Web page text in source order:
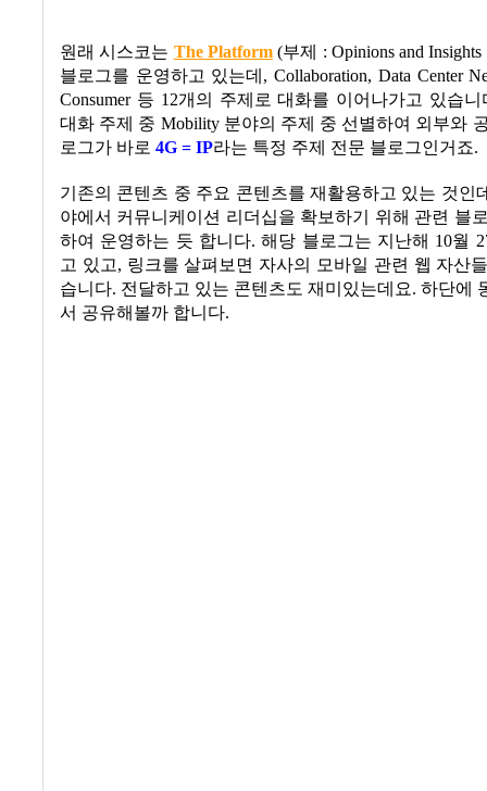
원래 시스코는 The Platform (부제
: Opinions and
블로그를 운영하고 있는데, Collaboration, Data Center
Consumer 등 12개의 주제로 대화를 이어나가고 있습니
대화 주제 중 Mobility 분야의 주제 중 선별하여 외부와
로그가 바로 4G = IP라는 특정 주제 전문 블로그인거죠.
기존의 콘텐츠 중 주요 콘텐츠를 재활용하고 있는 것인
야에서 커뮤니케이션 리더십을 확보하기 위해 관련 블
하여 운영하는 듯 합니다.해당 블로그는 지난해 10월
고 있고, 링크를 살펴보면 자사의 모바일 관련 웹 자산
습니다. 전달하고 있는 콘텐츠도 재미있는데요. 하단에
서 공유해볼까 합니다.